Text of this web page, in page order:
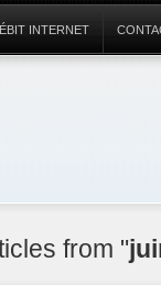
INTERNET
from "